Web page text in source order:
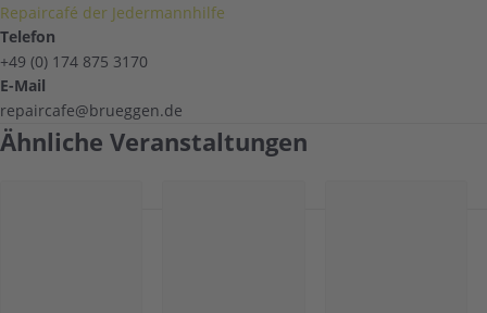
Repaircafé der Jedermannhilfe
Telefon
+49 (0) 174 875 3170
E-Mail
repaircafe@brueggen.de
Ähnliche Veranstaltungen